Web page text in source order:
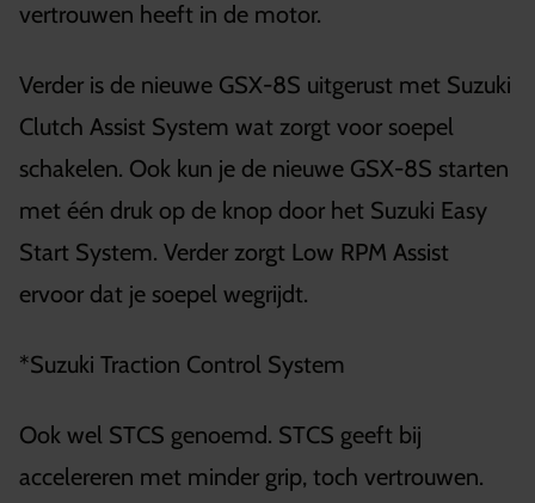
vertrouwen heeft in de motor.
Verder is de nieuwe GSX-8S uitgerust met Suzuki
Clutch Assist System wat zorgt voor soepel
schakelen. Ook kun je de nieuwe GSX-8S starten
met één druk op de knop door het Suzuki Easy
Start System. Verder zorgt Low RPM Assist
ervoor dat je soepel wegrijdt.
*Suzuki Traction Control System
Ook wel STCS genoemd. STCS geeft bij
accelereren met minder grip, toch vertrouwen.